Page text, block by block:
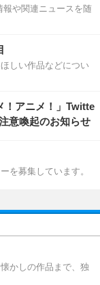
や関連ニュースを随
しい作品などについ
！アニメ！」Twitte
意喚起のお知らせ
を募集しています。
かしの作品まで、独